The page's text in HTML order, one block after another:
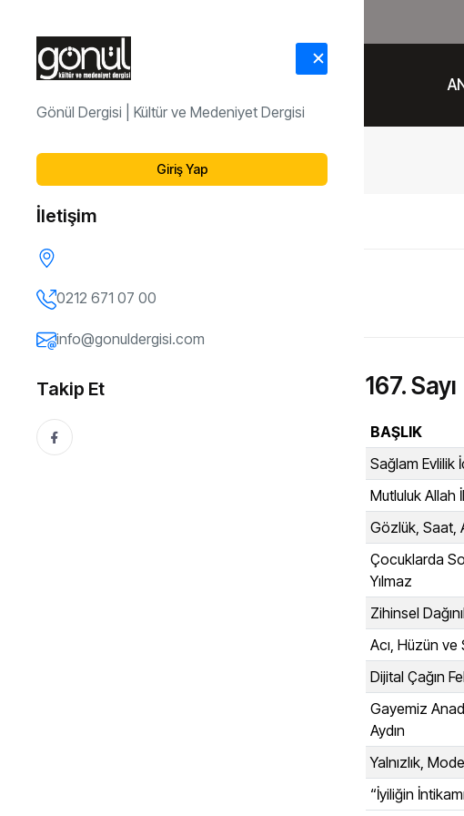
Gönül Dergisi | Kültür ve Medeniyet Dergisi
Giriş Yap
İletişim
0212 671 07 00
info@gonuldergisi.com
Takip Et
Dergi Arşivi 167. Sayı
166. Sayı
167. Sayı
BAŞLIK
Sağlam Evlilik
Mutluluk Allah
Gözlük, Saat,
Çocuklarda
Yılmaz
Zihinsel
Acı, Hüzün
Dijital Çağın
Gayemiz
Aydın
Yalnızlık,
“İyiliğin